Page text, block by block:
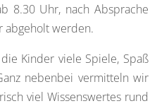
8.30 Uhr, nach Absprache
abgeholt werden.
Kinder viele Spiele, Spaß
nebenbei vermitteln wir
viel Wissenswertes rund